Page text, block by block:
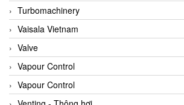
Contrinex
Control Solution Minesota
Copeland
Cortem
Cosa Xentaur
Cosil
Turbomachinery
Vaisala Vietnam
Valve
Vapour Control
Vapour Control